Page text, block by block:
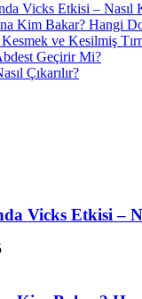
Vicks Etkisi – Nasıl
Kim Bakar? Hangi
ve Kesilmiş
Geçirir Mi?
Çıkarılır?
Vicks Etkisi –